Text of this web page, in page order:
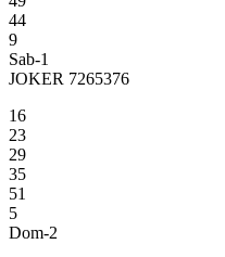
44
9
Sab-1
JOKER 7265376
16
23
29
35
51
5
Dom-2